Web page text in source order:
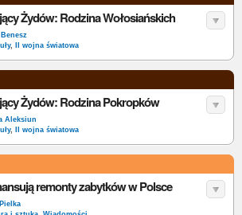
Żydów: Rodzina Wołosiańskich
, II wojna światowa
Żydów: Rodzina Pokropków
Aleksiun
, II wojna światowa
remonty zabytków w Polsce